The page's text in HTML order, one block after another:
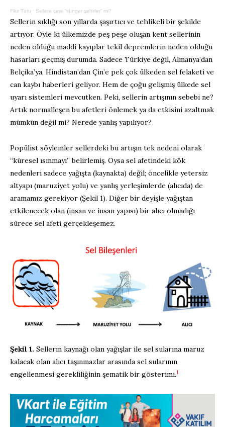
Fikir Turu · Sellere çare “sünger şehirler” mi?
Sellerin sıklığı son yıllarda şaşırtıcı ve tehlikeli bir şekilde
artıyor. Öyle ki ülkemizde peş peşe oluşan kent sellerinin
neden olduğu maddi kayıplar tekil depremlerin neden olduğu
hasarları geçmiş durumda. Sadece Türkiye değil, Almanya’dan
Belçika’ya, Hindistan’dan Çin’e pek çok ülkeden sel felaketi ve
can kaybı haberleri geliyor. Hem de çoğu gelişmiş ülkede sel
uyarı sistemleri mevcutken. Peki, sellerin artışının sebebi ne?
Artık normalleşen bu afetleri önlemek ya da etkisini azaltmak
mümkün değil mi? Nerede yanlış yapılıyor?
Popülist söylemler sellerdeki bu artışın tek nedeni olarak
“küresel ısınmayı” belirlemiş. Oysa sel afetindeki kök
nedenleri sadece yağışta (kaynakta) değil; öncelikle yetersiz
altyapı (maruziyet yolu) ve yanlış yerleşimlerde (alıcıda) de
aramamız gerekiyor (Şekil 1). Diğer bir deyişle yağıştan
etkilenecek olan (insan ve insan yapısı) bir alıcı olmadığı
sürece sel afeti gerçekleşemez.
Şekil 1. Sellerin kaynağı olan yağışlar ile sel sularına maruz
kalacak olan alıcı taşınmazlar arasında sel sularının
engellenmesi gerekliliğinin şematik bir gösterimi.1